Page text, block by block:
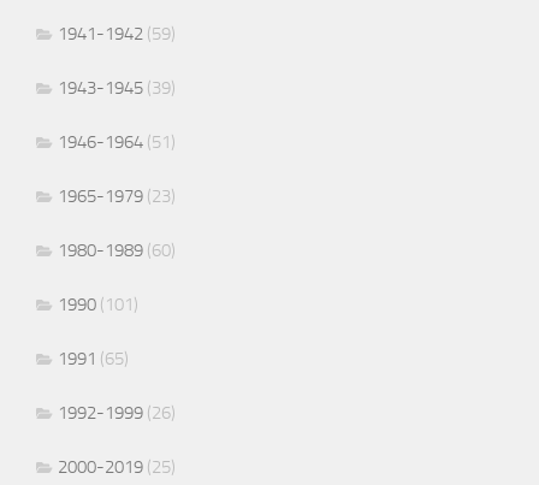
1941-1942 (59)
1943-1945 (39)
1946-1964 (51)
1965-1979 (23)
1980-1989 (60)
1990 (101)
1991 (65)
1992-1999 (26)
2000-2019 (25)